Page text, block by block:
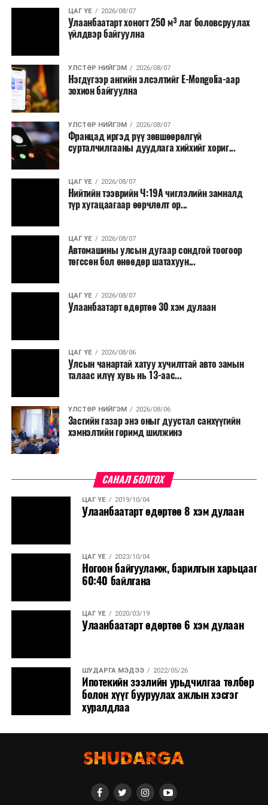
үйлдэж, бүртгэлийг ил тод болгох юм.
2026 оны намар бэлтгэж, 2027 оны хавар худалдаанд
Засаг дарга Б.Пүрэвдагваг онцгойлон анхаарч
ажиллахыг Ерөнхий сайд үүрэг болгожээ.
Нөөцийн махыг цахим системд бүртгэснээр мах
бэлтгэлийн явц, нөөцийн үлдэгдэл ил тод болно. Мөн
хөнгөлөлттэй зээлийг зориулалтын бусаар ашиглах
явдлыг таслан зогсоох, хүртээмжийг нэмэгдүүлэх,
өрсөлдөөнийг бий болгох боломжтой гэж үзжээ.
Иргэд агуулах, үйлдвэрээс махаа шууд худалдан авах,
малчид системээр дамжуулан бүтээгдэхүүнээ
Түүнчлэн түлш, улаанбуудай, хүнсний ногооны нөөц
бүрдүүлэх зоорь, агуулах барих аж ахуйн нэгжүүдэд
ЦАГ ҮЕ 2026/08/07
Улаанбаатарт хоногт 250 м³ лаг боловсруулах
үйлдвэр байгуулна
УЛСТӨР НИЙГЭМ 2026/08/07
Нэгдүгээр ангийн элсэлтийг E-Mongolia-аар
зохион байгуулна
УЛСТӨР НИЙГЭМ 2026/08/07
Францад иргэд рүү зөвшөөрөлгүй
сурталчилгааны дуудлага хийхийг хориг...
ЦАГ ҮЕ 2026/08/07
Нийтийн тээврийн Ч:19А чиглэлийн замналд
түр хугацаагаар өөрчлөлт ор...
ЦАГ ҮЕ 2026/08/07
Автомашины улсын дугаар сондгой тоогоор
төгссөн бол өнөөдөр шатахуун...
ЦАГ ҮЕ 2026/08/07
Улаанбаатарт өдөртөө 30 хэм дулаан
ЦАГ ҮЕ 2026/08/06
Улсын чанартай хатуу хучилттай авто замын
талаас илүү хувь нь 13-аас...
УЛСТӨР НИЙГЭМ 2026/08/06
Засгийн газар энэ оныг дуустал санхүүгийн
хэмнэлтийн горимд шилжинэ
САНАЛ БОЛГОХ
ЦАГ ҮЕ 2019/10/04
Улаанбаатарт өдөртөө 8 хэм дулаан
ЦАГ ҮЕ 2023/10/04
Ногоон байгууламж, барилгын харьцааг
60:40 байлгана
ЦАГ ҮЕ 2020/03/19
Улаанбаатарт өдөртөө 6 хэм дулаан
ШУДАРГА МЭДЭЭ 2022/05/26
Ипотекийн зээлийн урьдчилгаа төлбөр
болон хүүг бууруулах ажлын хэсгэг
хуралдлаа